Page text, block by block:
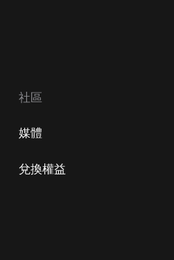
社區
媒體
兌換權益